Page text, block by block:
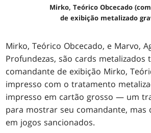
Mirko, Teórico Obcecado
de exibição metalizado
Mirko, Teórico Obcecado, e Marvo,
Profundezas, são cards metalizados
comandante de exibição Mirko,
impresso com o tratamento
impresso em cartão grosso — um
para mostrar seu comandante, mas
em jogos sancionados.